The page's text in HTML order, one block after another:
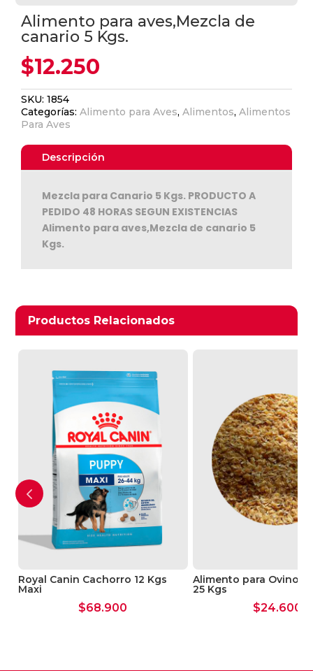
Alimento para aves,Mezcla de
canario 5 Kgs.
$12.250
SKU:1854
Categorías:Alimento para Aves,Alimentos,Alimentos
Para Aves
Descripción
Mezcla para Canario 5 Kgs. PRODUCTO A
PEDIDO 48 HORAS SEGUN EXISTENCIAS
Alimento para aves,Mezcla de canario 5
Kgs.
Productos Relacionados
Productos relacionados
Royal Canin Cachorro 12 Kgs
Maxi
$68.900
Alimento para Ovino
25 Kgs
$24.600